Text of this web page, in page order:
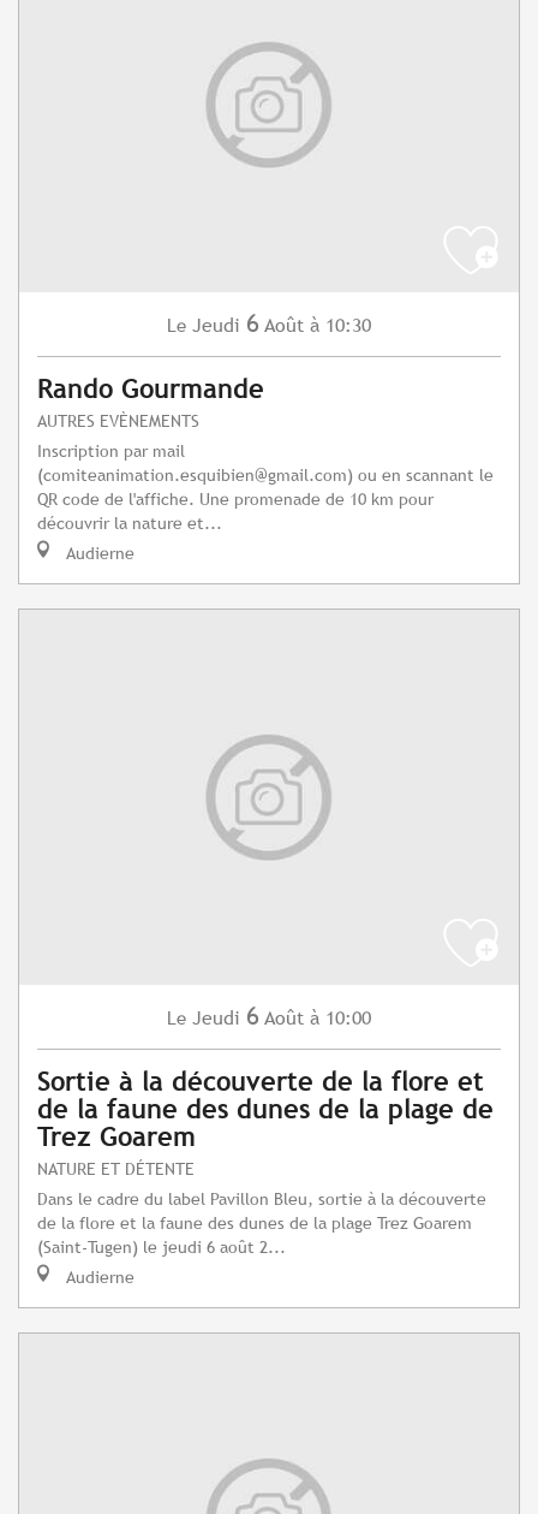
Le Jeudi 6 Août à 10:30
Rando Gourmande
AUTRES EVÈNEMENTS
Inscription par mail
(comiteanimation.esquibien@gmail.com) ou en scannant le
QR code de l'affiche. Une promenade de 10 km pour
découvrir la nature et...
Audierne
Le Jeudi 6 Août à 10:00
Sortie à la découverte de la flore et
de la faune des dunes de la plage de
Trez Goarem
NATURE ET DÉTENTE
Dans le cadre du label Pavillon Bleu, sortie à la découverte
de la flore et la faune des dunes de la plage Trez Goarem
(Saint-Tugen) le jeudi 6 août 2...
Audierne